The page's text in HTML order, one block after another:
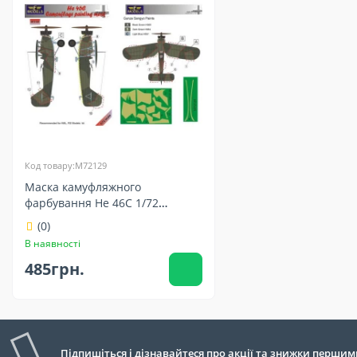
Код товару:M72129
Маска камуфляжного
фарбування He 46C 1/72
LFmodels M72129
(0)
В наявності
485грн.
Підпишіться і дізнавайтеся про акції та знижки